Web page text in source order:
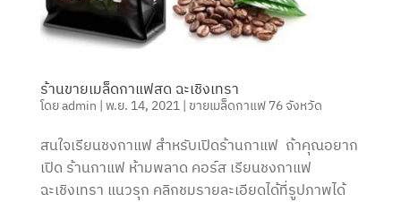
ร้านขายเมล็ดกาแฟสด ฉะเชิงเทรา
โดยadmin | พ.ย. 14, 2021| ขายเมล็ดกาแฟ 76 จังหวัด
สนใจเรียนชงกาแฟ สำหรับเปิดร้านกาแฟ ถ้าคุณอยาก
เปิด ร้านกาแฟ ห้ามพลาด คอร์ส เรียนชงกาแฟ
ฉะเชิงเทรา แนวรุก คลิกชมรายละเอียดได้ที่รูปภาพได้